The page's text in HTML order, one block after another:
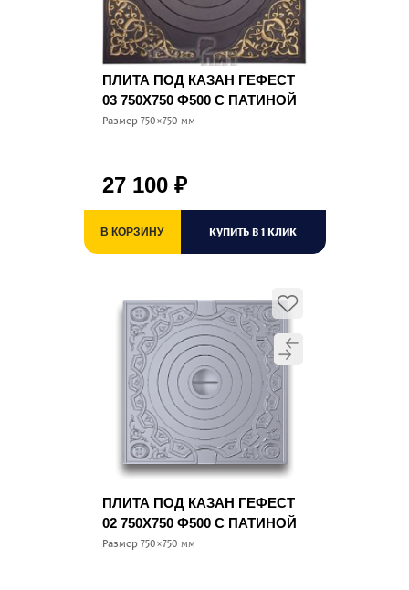
ПЛИТА ПОД КАЗАН ГЕФЕСТ
03 750Х750 Ф500 С ПАТИНОЙ
Размер 750×750 мм
27 100 ₽
В КОРЗИНУ КУПИТЬ В 1 КЛИК
ПЛИТА ПОД КАЗАН ГЕФЕСТ
02 750Х750 Ф500 С ПАТИНОЙ
Размер 750×750 мм